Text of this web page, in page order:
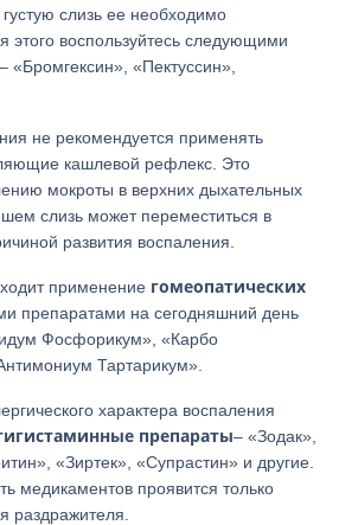
слизь ее необходимо
этого воспользуйтесь следующими
«Бромгексин», «Пектуссин»,
не рекомендуется применять
кашлевой рефлекс. Это
мокроты в верхних дыхательных
слизь может переместиться в
развития воспаления.
применение гомеопатических
препаратами на сегодняшний день
Фосфорикум», «Карбо
Тартарикум».
характера воспаления
препараты– «Зодак»,
«Зиртек», «Супрастин» и другие.
медикаментов проявится только
раздражителя.